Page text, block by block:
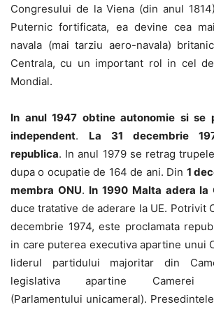
Congresului de la Viena (din anul
Puternic fortificata, ea devine cea
navala (mai tarziu aero-navala)
Centrala, cu un important rol in cel
Mondial.
In anul 1947 obtine autonomie si se
independent. La 31 decembrie
republica. In anul 1979 se retrag
dupa o ocupatie de 164 de ani. Din 1
membra ONU. In 1990 Malta adera la
duce tratative de aderare la UE. Potrivit
decembrie 1974, este proclamata
in care puterea executiva apartine unui
liderul partidului majoritar din
legislativa apartine Camerei
(Parlamentului unicameral).